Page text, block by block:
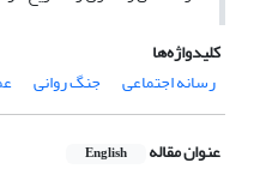
کلیدواژه‌ها
رسانه اجتماعی
جنگ روانی
عنوان مقاله English